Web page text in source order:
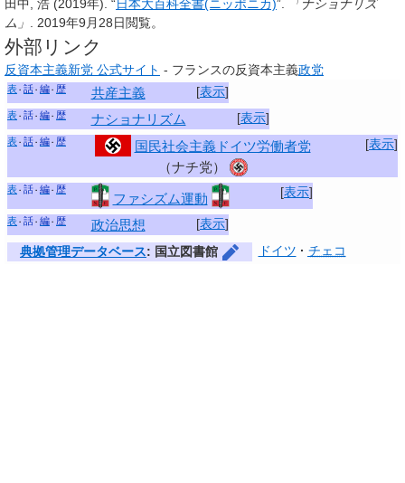
田中, 浩 (2019年). “日本大百科全書(ニッポニカ)”.
「ナショナリズ
ム」
. 2019年9月28日閲覧。
外部リンク
反資本主義新党 公式サイト - フランスの反資本主義政党
[表示]
表 話 編 歴 共産主義
[表示]
表 話 編 歴 ナショナリズム
[表示]
表 話 編 歴
国民社会主義ドイツ労働者党
（ナチ党）
[表示]
表 話 編 歴
ファシズム運動
[表示]
表 話 編 歴 政治思想
典拠管理データベース: 国立図書館 ドイツ チェコ